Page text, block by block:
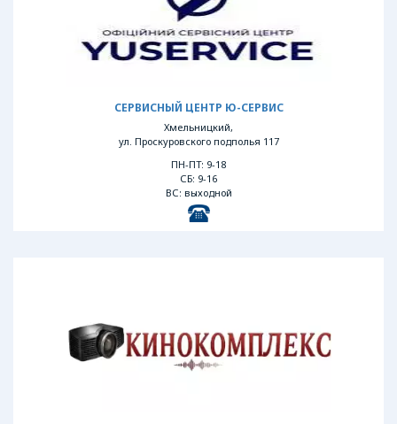
СЕРВИСНЫЙ ЦЕНТР Ю-СЕРВИС
Хмельницкий,
ул. Проскуровского подполья 117
ПН-ПТ: 9-18
СБ: 9-16
ВС: выходной